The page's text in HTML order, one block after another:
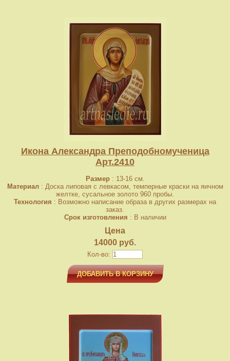
Икона Александра Преподобномученица
Арт.2410
Размер: 13-16 см.
Материал: Доска липовая с левкасом, темперные краски на яичном
желтке, сусальное золото 960 пробы.
Технология : Возможно написание образа в других размерах на
заказ.
Срок изготовления : В наличии
Цена
14000 руб.
Кол-во:
ДОБАВИТЬ В КОРЗИНУ